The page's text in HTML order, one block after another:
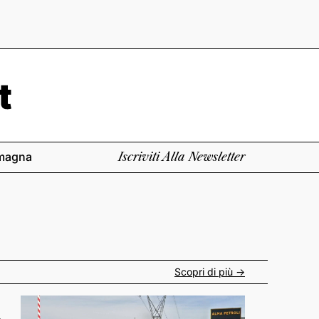
Iscriviti Alla Newsletter
Scopri di più ->